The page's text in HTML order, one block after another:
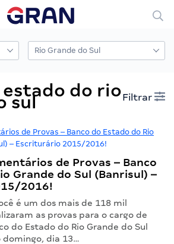
estado do rio
sul Filtrar
de Provas – Banco
Grande do Sul (Banrisul) –
2016!
é um dos mais de 118 mil
as provas para o cargo de
do Estado do Rio Grande do Sul
domingo, dia 13…